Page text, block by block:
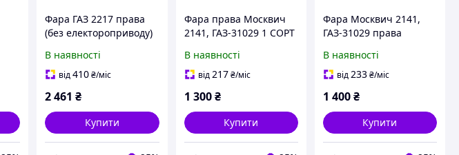
Фара ГАЗ 2217 права
(без електороприводу)
В наявності
від410₴/міс
2 461 ₴
Купити
Фара права Москвич
2141, ГАЗ-31029 1 СОРТ
В наявності
від217 ₴/міс
1 300 ₴
Купити
Фара Москвич 2141,
ГАЗ-31029 права
В наявності
від233₴/міс
1 400₴
Купити